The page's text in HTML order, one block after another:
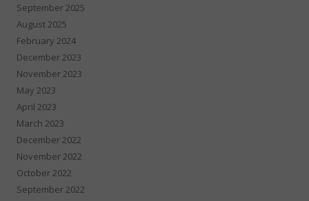
September 2025
August 2025
February 2024
December 2023
November 2023
May 2023
April 2023
March 2023
December 2022
November 2022
October 2022
September 2022